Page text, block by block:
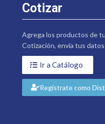
Cotizar
Agrega los productos de
Cotización, envía tus
Ir a Catálogo
Regístrate como